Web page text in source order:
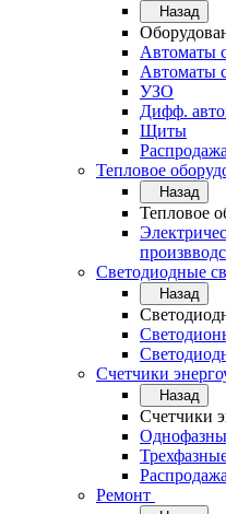
Назад
Автоматы
Автоматы
УЗО
Дифф.
Щиты
Распродажа
Тепловое
Назад
Тепловое
Светодиодные
Назад
Счетчики
Назад
Счетчики
Распродажа
Ремонт